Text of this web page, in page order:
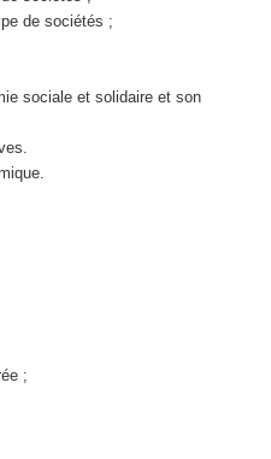
de sociétés ;
sociale et solidaire et son
;